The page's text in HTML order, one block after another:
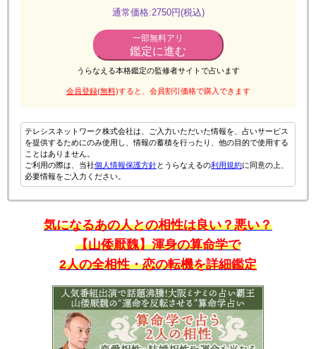
通常価格:2750円(税込)
一部無料アリ
鑑定に進む
うらなえる本格鑑定の監修者サイトで占います
会員登録(無料)すると、会員割引価格で購入できます
テレシスネットワーク株式会社は、ご入力いただいた情報を、占いサービス
を提供するためにのみ使用し、情報の蓄積を行ったり、他の目的で使用する
ことはありません。
ご利用の際は、当社個人情報保護方針とうらなえるの利用規約に同意の上、
必要情報をご入力ください。
気になるあの人との相性は良い？悪い？
【山倭厭魏】渾身の算命学で
2人の全相性・恋の転機を詳細鑑定